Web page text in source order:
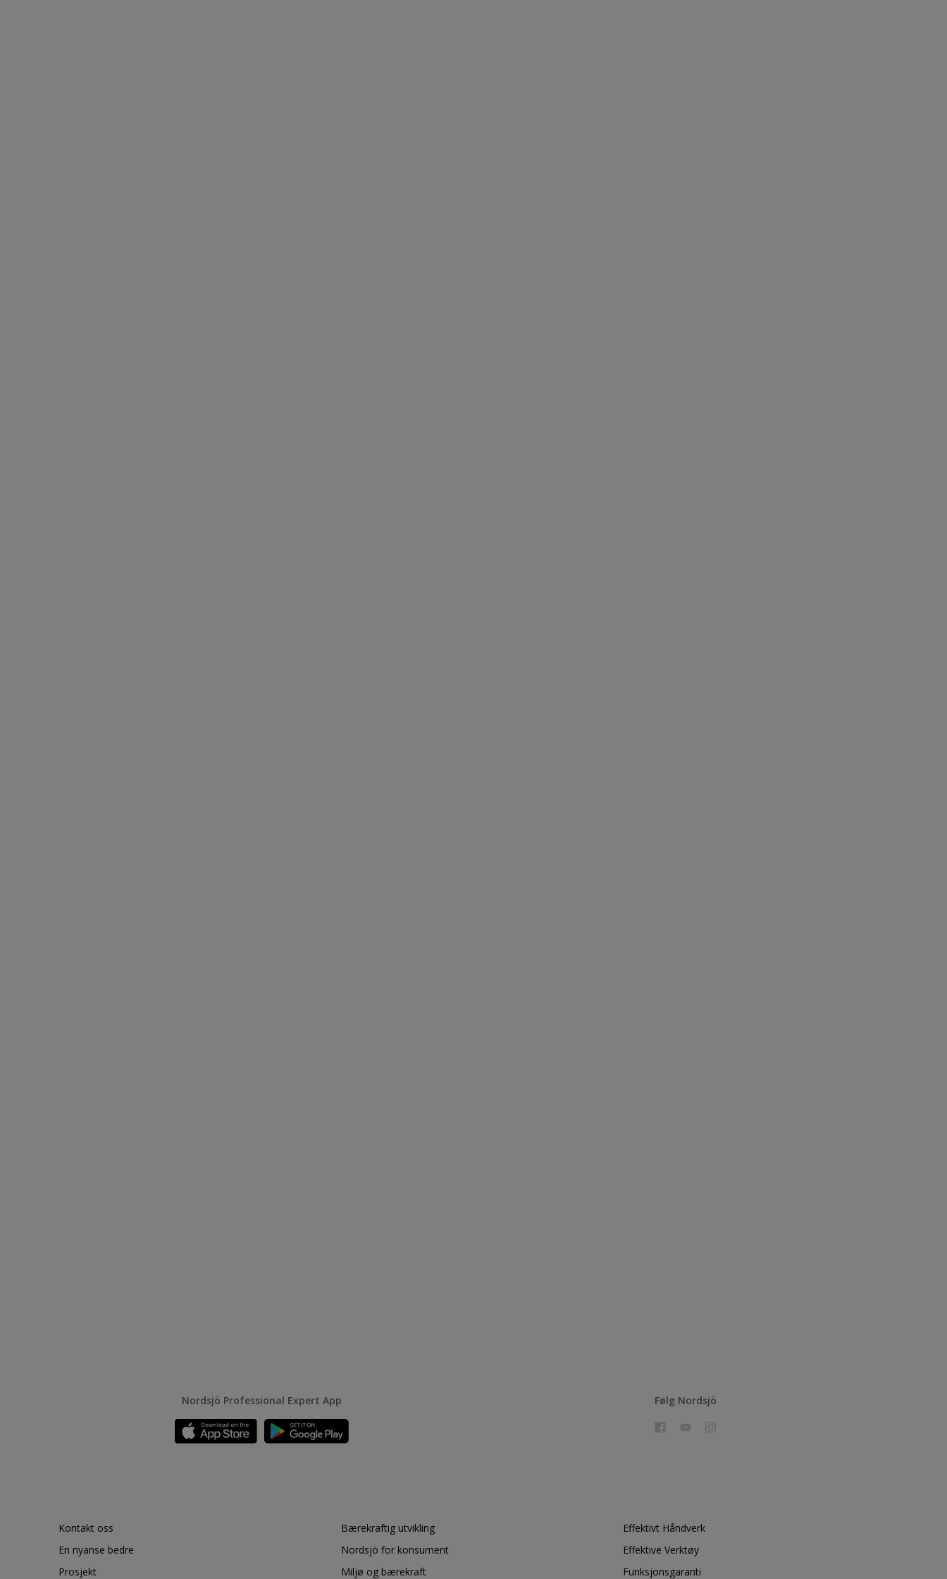
Nordsjö Professional Expert App Følg Nordsjö
Kontakt oss
En nyanse bedre
Prosjekt
Bærekraftig utvikling
Nordsjö for konsument
Miljø og bærekraft
Effektivt Håndverk
Effektive Verktøy
Funksjonsgaranti